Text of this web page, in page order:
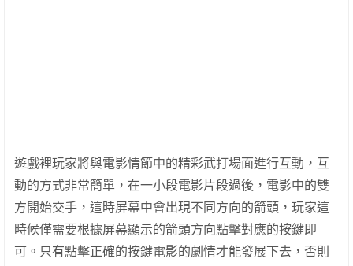
遊戲裡玩家將與電影情節中的精彩武打場面進行互動，互
動的方式非常簡單，在一小段電影片段過後，電影中的雙
方開始交手，這時屏幕中會出現不同方向的箭頭，玩家這
時候僅需要根據屏幕顯示的箭頭方向點擊對應的按鍵即
可。只有點擊正確的按鍵電影的劇情才能發展下去，否則